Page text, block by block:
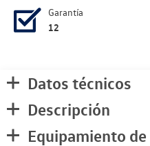
Garantía
12
Datos técnicos
Descripción
Equipamiento de